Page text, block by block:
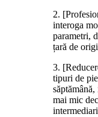
2.
interoga
parametri,
țară de
3.
tipuri de
mai mic